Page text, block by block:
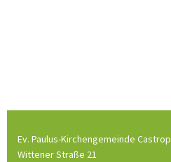
Ev. Paulus-Kirchengemeinde Castrop
Wittener Straße 21